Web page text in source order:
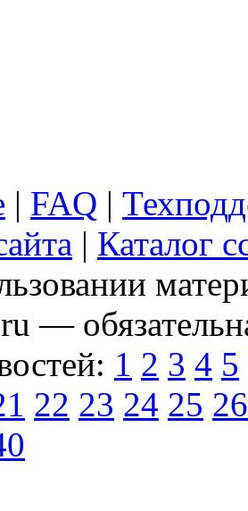
| FAQ |
| Каталог
—
1 2 3 4 5
22 23 24 25 26